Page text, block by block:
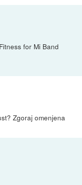
for Mi Band
Zgoraj omenjena